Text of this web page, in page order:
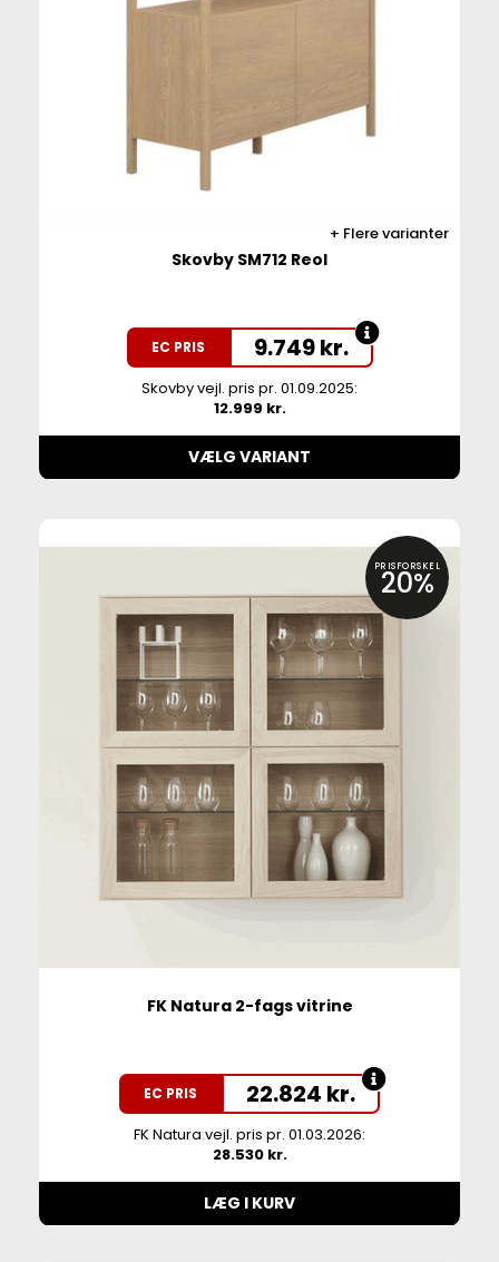
Flere varianter
Skovby SM712 Reol
EC PRIS 9.749kr.
Skovby vejl. pris pr. 01.09.2025:
12.999 kr.
VÆLG VARIANT
PRISFORSKEL
20%
FK Natura 2-fags vitrine
EC PRIS 22.824 kr.
FK Natura vejl. pris pr. 01.03.2026:
28.530 kr.
LÆG I KURV